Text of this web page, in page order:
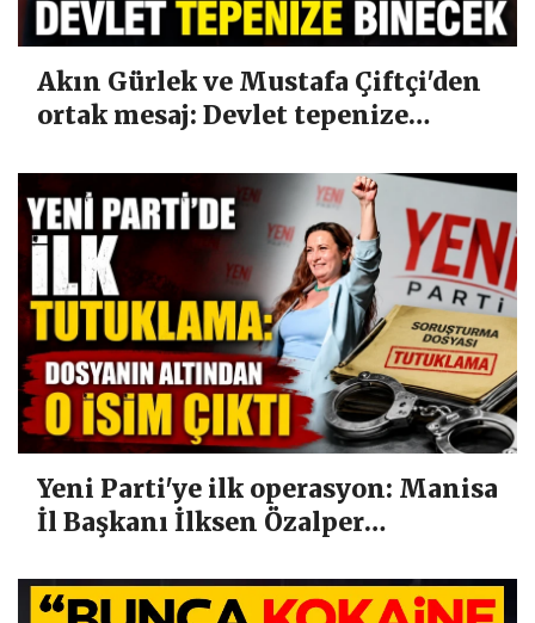
Akın Gürlek ve Mustafa Çiftçi'den
ortak mesaj: Devlet tepenize
Yeni Parti'ye ilk operasyon: Manisa
İl Başkanı İlksen Özalper